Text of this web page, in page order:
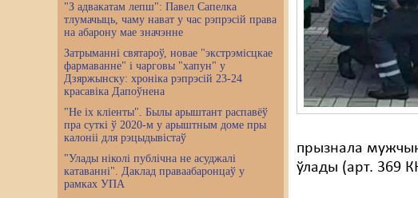
"З адвакатам лепш": Павел Сапелка
тлумачыць, чаму нават у час рэпрэсій права
на абарону мае значэнне
Затрыманні святароў, новае "экстрэмісцкае
фармаванне" і чарговы "хапун" у
Дзяржынску: хроніка рэпрэсій 23-24
красавіка Дапоўнена
"Не іх кліенты". Былы арыштант распавёў
пра суткі ў 2020-м у арыштным доме пры
калоніі для рэцыдывістаў
"Улады ніколі публічна не асуджалі
катаванні". Даклад праваабаронцаў у
рамках УПА
прызнала
ўлады (арт. 369